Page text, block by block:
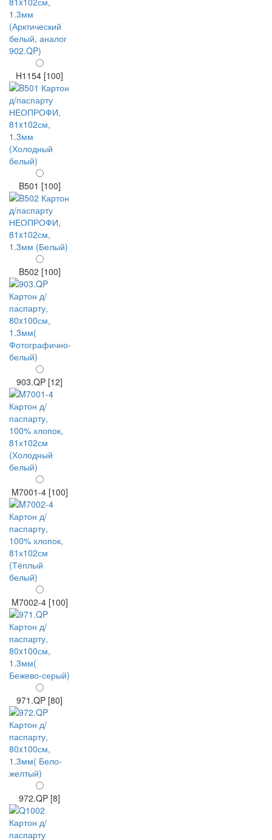
H1154 [100]
B501 [100]
B502 [100]
903.QP [12]
M7001-4 [100]
M7002-4 [100]
971.QP [80]
972.QP [8]